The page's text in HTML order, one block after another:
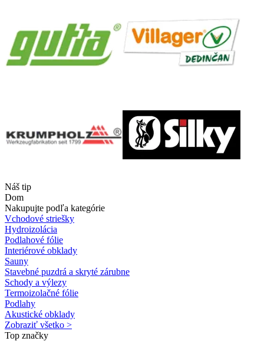
Náš tip
Dom
Nakupujte podľa kategórie
Vchodové striešky
Hydroizolácia
Podlahové fólie
Interiérové obklady
Sauny
Stavebné puzdrá a skryté zárubne
Schody a výlezy
Termoizolačné fólie
Podlahy
Akustické obklady
Zobraziť všetko >
Top značky